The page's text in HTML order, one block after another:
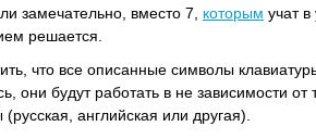
замечательно, вместо 7, которым учат
решается.
что все описанные символы
они будут работать в не зависимости
(русская, английская или другая).